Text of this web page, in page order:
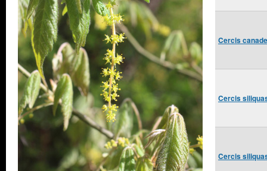
Cercis
Cercis
Cercis